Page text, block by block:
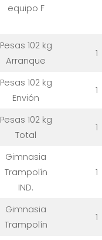
equipo F
Pesas 102 kg
Arranque
1
Pesas 102 kg
Envión
1
Pesas 102 kg
Total
1
Gimnasia
Trampolín
IND.
1
Gimnasia
Trampolín
1